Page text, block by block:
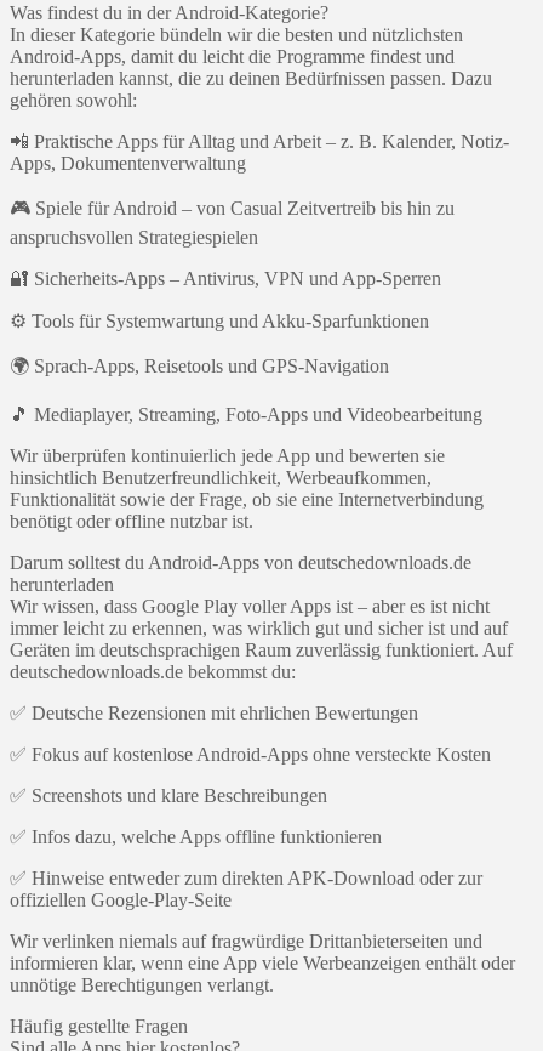
Was findest du in der Android-Kategorie?
In dieser Kategorie bündeln wir die besten und nützlichsten
Android-Apps, damit du leicht die Programme findest und
herunterladen kannst, die zu deinen Bedürfnissen passen. Dazu
gehören sowohl:
📲 Praktische Apps für Alltag und Arbeit – z. B. Kalender, Notiz-
Apps, Dokumentenverwaltung
🎮 Spiele für Android – von Casual Zeitvertreib bis hin zu
anspruchsvollen Strategiespielen
🔐 Sicherheits-Apps – Antivirus, VPN und App-Sperren
⚙️ Tools für Systemwartung und Akku-Sparfunktionen
🌍 Sprach-Apps, Reisetools und GPS-Navigation
🎵 Mediaplayer, Streaming, Foto-Apps und Videobearbeitung
Wir überprüfen kontinuierlich jede App und bewerten sie
hinsichtlich Benutzerfreundlichkeit, Werbeaufkommen,
Funktionalität sowie der Frage, ob sie eine Internetverbindung
benötigt oder offline nutzbar ist.
Darum solltest du Android-Apps von deutschedownloads.de
herunterladen
Wir wissen, dass Google Play voller Apps ist – aber es ist nicht
immer leicht zu erkennen, was wirklich gut und sicher ist und auf
Geräten im deutschsprachigen Raum zuverlässig funktioniert. Auf
deutschedownloads.de bekommst du:
✅ Deutsche Rezensionen mit ehrlichen Bewertungen
✅ Fokus auf kostenlose Android-Apps ohne versteckte Kosten
✅ Screenshots und klare Beschreibungen
✅ Infos dazu, welche Apps offline funktionieren
✅ Hinweise entweder zum direkten APK-Download oder zur
offiziellen Google-Play-Seite
Wir verlinken niemals auf fragwürdige Drittanbieterseiten und
informieren klar, wenn eine App viele Werbeanzeigen enthält oder
unnötige Berechtigungen verlangt.
Häufig gestellte Fragen